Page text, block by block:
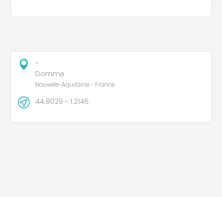
-
Domme
Nouvelle-Aquitaine - France
44.8029 - 1.2146